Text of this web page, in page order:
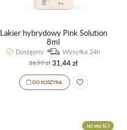
Lakier hybrydowy Pink Solution
8ml
Dostępny
Wysyłka 24h
36,99 zł 31,44 zł
DO KOSZYKA
NOWOŚCI